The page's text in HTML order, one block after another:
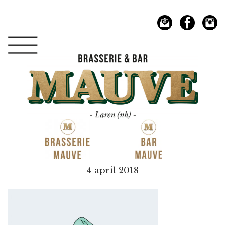
hoofdnavigatie
hoofd
inhoud
Mauve
4 april 2018